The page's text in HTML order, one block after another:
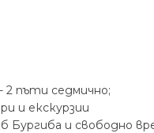
2 пъти седмично;
и екскурзии
Бургиба и свободно